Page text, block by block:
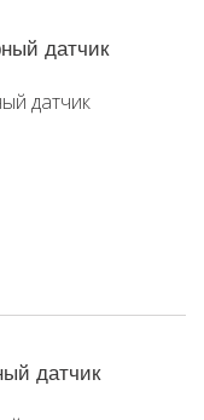
датчик
датчик
датчик